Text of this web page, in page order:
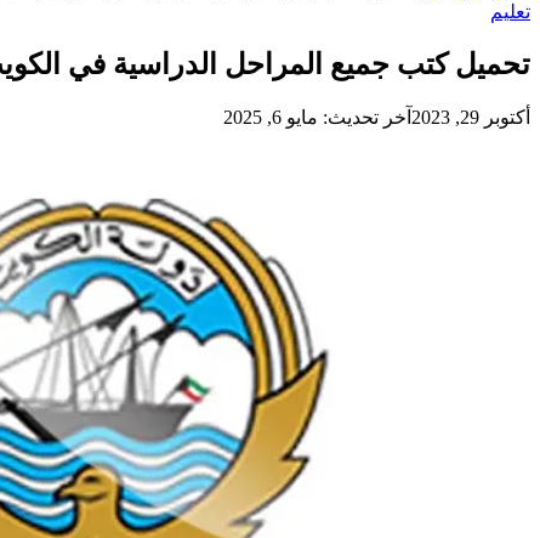
تعليم
تحميل كتب جميع المراحل الدراسية في
أكتوبر 29, 2023 آخر تحديث: مايو 6, 2025